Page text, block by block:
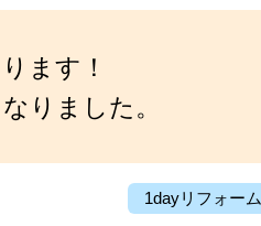
ます！
りました。
1dayリフォーム